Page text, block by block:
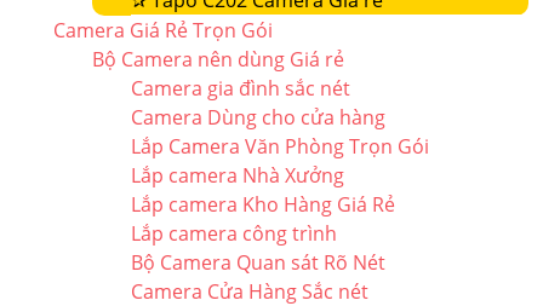
Camera Giá Rẻ Trọn Gói
Bộ Camera nên dùng Giá rẻ
Camera gia đình sắc nét
Camera Dùng cho cửa hàng
Lắp Camera Văn Phòng Trọn Gói
Lắp camera Nhà Xưởng
Lắp camera Kho Hàng Giá Rẻ
Lắp camera công trình
Bộ Camera Quan sát Rõ Nét
Camera Cửa Hàng Sắc nét